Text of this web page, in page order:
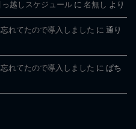
っ越しスケジュール に 名無し より
れてたので導入しました に 通り
れてたので導入しました に ぱち